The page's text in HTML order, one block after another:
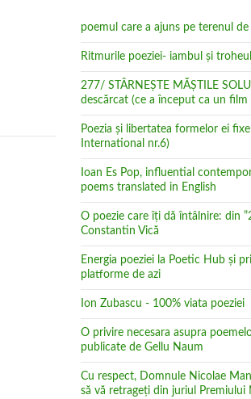
poemul care a ajuns pe terenul
Ritmurile poeziei- iambul și troheul
277/ STÂRNEȘTE MĂȘTILE
descărcat (ce a început ca un
Poezia şi libertatea formelor ei
International nr.6)
Ioan Es Pop, influential
poems translated in English
O poezie care îți dă întâlnire: din
Constantin Vică
Energia poeziei la Poetic Hub și
platforme de azi
Ion Zubascu - 100% viata poeziei
O privire necesara asupra
publicate de Gellu Naum
Cu respect, Domnule Nicolae
să vă retrageţi din juriul Premiului